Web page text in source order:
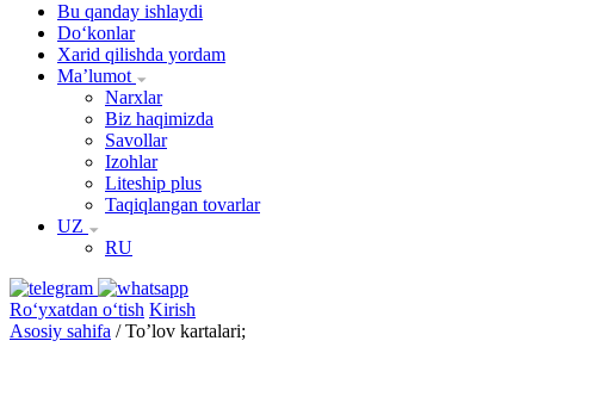
Bu qanday ishlaydi
Doʻkonlar
Xarid qilishda yordam
Maʼlumot
Narxlar
Biz haqimizda
Savollar
Izohlar
Liteship plus
Taqiqlangan tovarlar
UZ
RU
Roʻyxatdan oʻtish Kirish
Asosiy sahifa / To’lov kartalari;